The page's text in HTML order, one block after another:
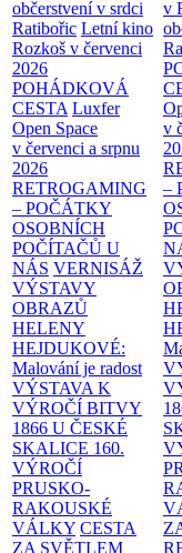
občerstvení v srdci
Ratibořic Letní kino
Rozkoš v červenci
2026
POHÁDKOVÁ
CESTA Luxfer
Open Space
v červenci a srpnu
2026
RETROGAMING
– POČÁTKY
OSOBNÍCH
POČÍTAČŮ U
NÁS VERNISÁŽ
VÝSTAVY
OBRAZŮ
HELENY
HEJDUKOVÉ:
Malování je radost
VÝSTAVA K
VÝROČÍ BITVY
1866 U ČESKÉ
SKALICE 160.
VÝROČÍ
PRUSKO-
RAKOUSKÉ
VÁLKY CESTA
ZA SVĚTLEM
v
v
–